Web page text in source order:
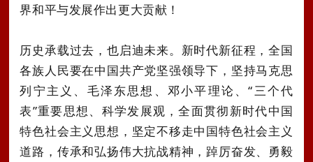
界和平与发展作出更大贡献！
历史承载过去，也启迪未来。新时代新征程，全国
各族人民要在中国共产党坚强领导下，坚持马克思
列宁主义、毛泽东思想、邓小平理论、“三个代
表”重要思想、科学发展观，全面贯彻新时代中国
特色社会主义思想，坚定不移走中国特色社会主义
道路，传承和弘扬伟大抗战精神，踔厉奋发、勇毅